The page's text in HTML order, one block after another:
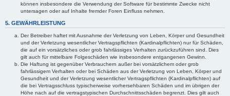
können insbesondere die Verwendung der Software für bestimmte Zwecke nicht
untersagen oder auf Inhalte fremder Foren Einfluss nehmen.
5. GEWÄHRLEISTUNG
Der Betreiber haftet mit Ausnahme der Verletzung von Leben, Körper und Gesundheit
und der Verletzung wesentlicher Vertragspflichten (Kardinalpflichten) nur für Schäden,
die auf ein vorsätzliches oder grob fahrlässiges Verhalten zurückzuführen sind. Dies
gilt auch für mittelbare Folgeschäden wie insbesondere entgangenen Gewinn.
Die Haftung ist gegenüber Verbrauchern außer bei vorsätzlichem oder grob
fahrlässigem Verhalten oder bei Schäden aus der Verletzung von Leben, Körper und
Gesundheit und der Verletzung wesentlicher Vertragspflichten (Kardinalpflichten) auf
die bei Vertragsschluss typischerweise vorhersehbaren Schäden und im übrigen der
Höhe nach auf die vertragstypischen Durchschnittsschäden begrenzt. Dies gilt auch